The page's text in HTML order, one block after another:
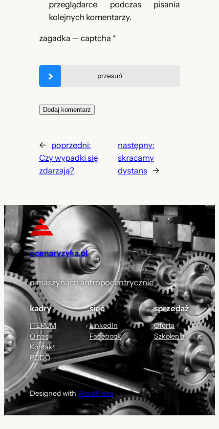
przeglądarce podczas pisania
kolejnych komentarzy.
zagadka — captcha *
przesuń
←
poprzedni:
Czy wypadki się
zdarzają?
następny:
skracamy
dystans
→
ocenaryzyka.pl
o maszynach antropocentrycznie
kadry
ITERUM
O nas
Kontakt
RODO
sieć
LinkedIn
Facebook
sprzedaż
Oferta
Szkolenia
Designed with WordPress